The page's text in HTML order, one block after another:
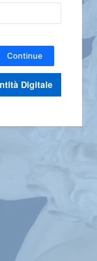
Continue
Digitale